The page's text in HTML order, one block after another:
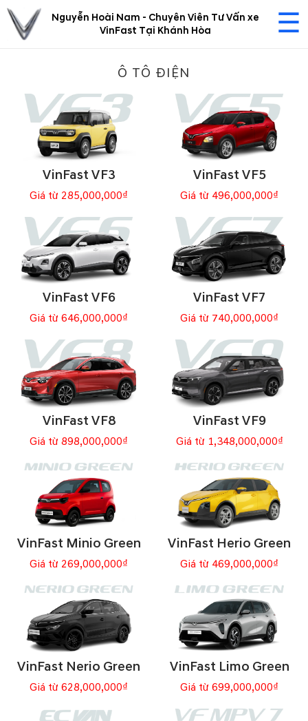
Nguyễn Hoài Nam - Chuyên Viên Tư Vấn xe
VinFast Tại Khánh Hòa
☰
Ô TÔ ĐIỆN
VinFast VF3
Giá từ 285,000,000₫
VinFast VF5
Giá từ 496,000,000₫
VinFast VF6
Giá từ 646,000,000₫
VinFast VF7
Giá từ 740,000,000₫
VinFast VF8
Giá từ 898,000,000₫
VinFast VF9
Giá từ 1,348,000,000₫
VinFast Minio Green
Giá từ 269,000,000₫
VinFast Herio Green
Giá từ 469,000,000₫
VinFast Nerio Green
Giá từ 628,000,000₫
VinFast Limo Green
Giá từ 699,000,000₫